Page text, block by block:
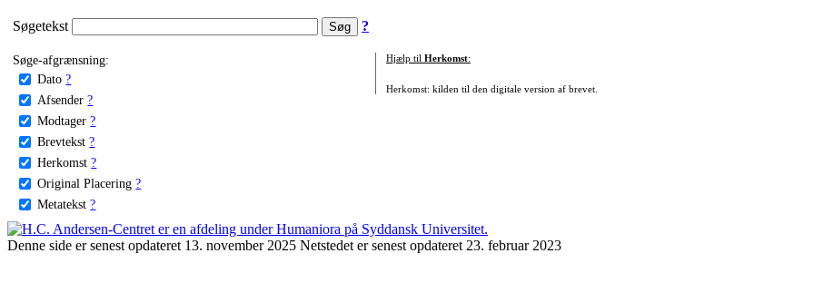
Søgetekst ?
Søge-afgrænsning:
Dato ?
Afsender ?
Modtager ?
Brevtekst ?
Herkomst ?
Original Placering ?
Metatekst ?
Hjælp til Herkomst:
Herkomst: kilden til den digitale version af brevet.
Denne side er senest opdateret 13. november 2025 Netstedet er senest opdateret 23. februar 2023